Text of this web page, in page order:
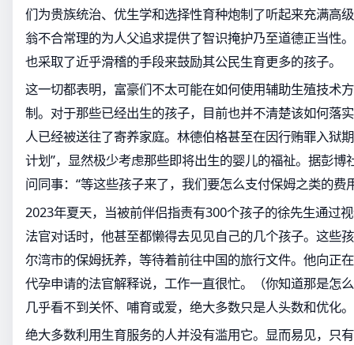
们为贵族统治、优生学和选择性育种炮制了听起来充满高
翁不合常理的为人父追求提供了智识掩护乃至道德正当性
也采取了近乎滑稽的手段来鼓励其公民生育更多的孩子。
这一切都表明，富豪们不太可能在如何使用辅助生殖技术
制。对于那些已经出生的孩子，目前也并不清楚该如何落
人已经被送往了寄养家庭。林德伯格甚至在因行贿罪入狱
计划”，显然极少考虑那些即将出生的婴儿的福祉。据彭博
问同事：“等这些孩子来了，我们要怎么支付保姆之类的费
2023年夏天，当被前伴侣指责有300个孩子的徐先生通过
法官对话时，他甚至都懒得去见见自己的几个孩子。这些
尔湾市的保姆抚养，等待着前往中国的旅行文件。他向正
代孕申请的法官解释说，工作一直很忙。（你知道那是怎
几乎看不到关怀、哺育或爱，绝大多数只是人头数和优化。
绝大多数利用生育服务的人并没有滥用它。显而易见，只